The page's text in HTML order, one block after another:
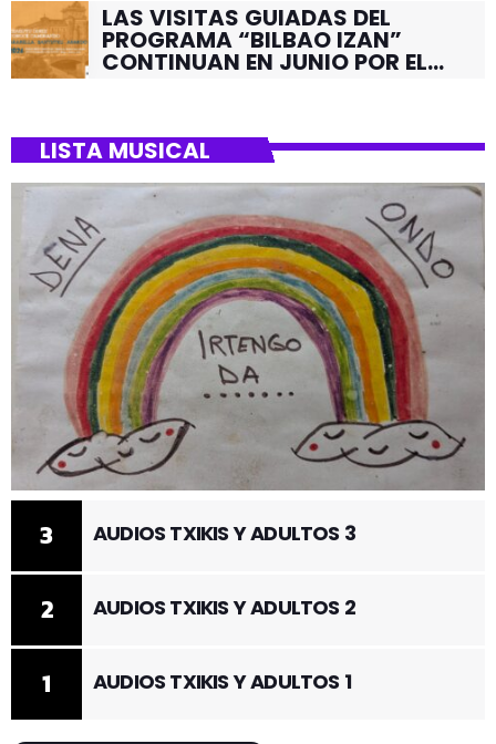
LAS VISITAS GUIADAS DEL
PROGRAMA “BILBAO IZAN”
CONTINUAN EN JUNIO POR EL
LISTA MUSICAL
1 AUDIOS TXIKIS Y ADULTOS 1
2 AUDIOS TXIKIS Y ADULTOS 2
3 AUDIOS TXIKIS Y ADULTOS 3